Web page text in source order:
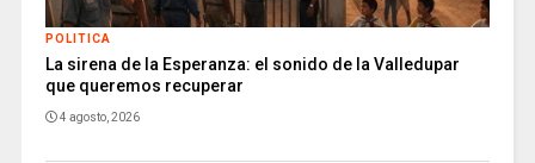
POLITICA
La sirena de la Esperanza: el sonido de la Valledupar
que queremos recuperar
4 agosto, 2026